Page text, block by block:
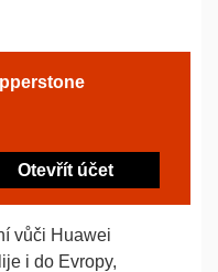
Otevřít účet
vůči Huawei
i do Evropy,